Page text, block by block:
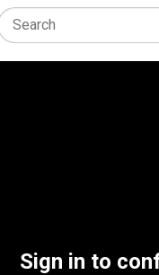
Sign in to